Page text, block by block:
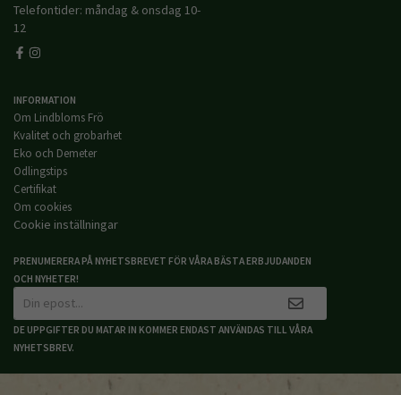
Telefontider: måndag & onsdag 10-
12
INFORMATION
Om Lindbloms Frö
Kvalitet och grobarhet
Eko och Demeter
Odlingstips
Certifikat
Om cookies
Cookie inställningar
PRENUMERERA PÅ NYHETSBREVET FÖR VÅRA BÄSTA ERBJUDANDEN
OCH NYHETER!
DE UPPGIFTER DU MATAR IN KOMMER ENDAST ANVÄNDAS TILL VÅRA
NYHETSBREV.